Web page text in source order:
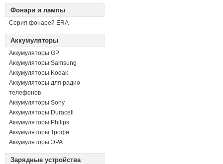
Фонари и лампы
Серия фонарей ERA
Аккумуляторы
Аккумуляторы GP
Аккумуляторы Samsung
Аккумуляторы Kodak
Аккумуляторы для радио
телефонов
Аккумуляторы Sony
Аккумуляторы Duracell
Аккумуляторы Philips
Аккумуляторы Трофи
Аккумуляторы ЭРА
Зарядные устройства